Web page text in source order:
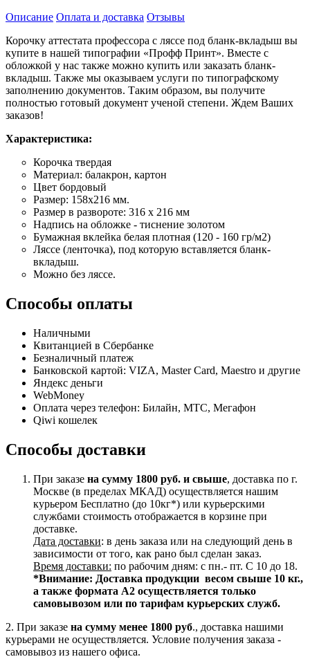
Описание Оплата и доставка Отзывы
Корочку аттестата профессора с ляссе под бланк-вкладыш вы
купите в нашей типографии «Профф Принт». Вместе с
обложкой у нас также можно купить или заказать бланк-
вкладыш. Также мы оказываем услуги по типографскому
заполнению документов. Таким образом, вы получите
полностью готовый документ ученой степени. Ждем Ваших
заказов!
Характеристика:
Корочка твердая
Материал: балакрон, картон
Цвет бордовый
Размер: 158х216 мм.
Размер в развороте: 316 х 216 мм
Надпись на обложке - тиснение золотом
Бумажная вклейка белая плотная (120 - 160 гр/м2)
Ляссе (ленточка), под которую вставляется бланк-
вкладыш.
Можно без ляссе.
Способы оплаты
Наличными
Квитанцией в Сбербанке
Безналичный платеж
Банковской картой: VIZA, Master Card, Maestro и другие
Яндекс деньги
WebMoney
Оплата через телефон: Билайн, МТС, Мегафон
Qiwi кошелек
Способы доставки
При заказе на сумму 1800 руб. и свыше, доставка по г.
Москве (в пределах МКАД) осуществляется нашим
курьером Бесплатно (до 10кг*) или курьерскими
службами стоимость отображается в корзине при
доставке.
Дата доставки: в день заказа или на следующий день в
зависимости от того, как рано был сделан заказ.
Время доставки: по рабочим дням: с пн.- пт. С 10 до 18.
*Внимание: Доставка продукции весом свыше 10 кг.,
а также формата А2 осуществляется только
самовывозом или по тарифам курьерских служб.
2. При заказе на сумму менее 1800 руб., доставка нашими
курьерами не осуществляется. Условие получения заказа -
самовывоз из нашего офиса.